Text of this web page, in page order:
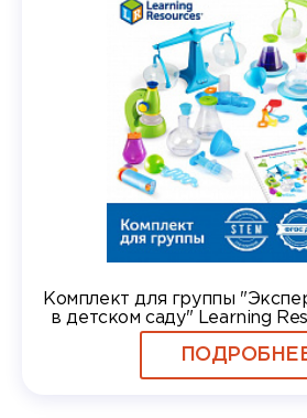
Комплект для группы
в детском саду" Learning